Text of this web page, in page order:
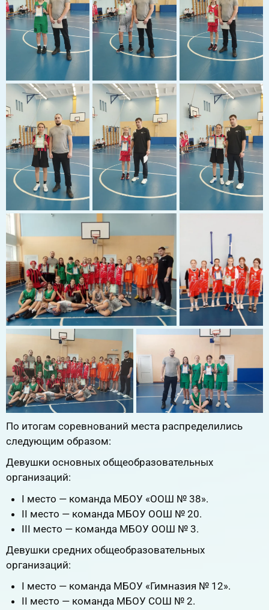
По итогам соревнований места распределились
следующим образом:
Девушки основных общеобразовательных
организаций:
I место — команда МБОУ «ООШ № 38».
II место — команда МБОУ ООШ № 20.
III место — команда МБОУ ООШ № 3.
Девушки средних общеобразовательных
организаций:
I место — команда МБОУ «Гимназия № 12».
II место — команда МБОУ СОШ № 2.